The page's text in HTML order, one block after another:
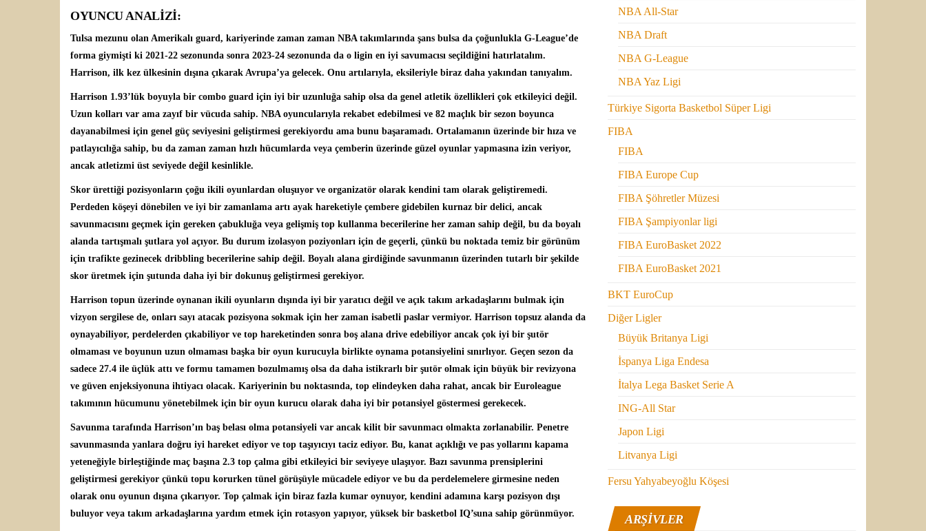
OYUNCU ANALİZİ:
Tulsa mezunu olan Amerikalı guard, kariyerinde zaman zaman NBA takımlarında şans bulsa da çoğunlukla G-League’de
forma giymişti ki 2021-22 sezonunda sonra 2023-24 sezonunda da o ligin en iyi savumacısı seçildiğini hatırlatalım.
Harrison, ilk kez ülkesinin dışına çıkarak Avrupa’ya gelecek. Onu artılarıyla, eksileriyle biraz daha yakından tanıyalım.
Harrison 1.93’lük boyuyla bir combo guard için iyi bir uzunluğa sahip olsa da genel atletik özellikleri çok etkileyici değil.
Uzun kolları var ama zayıf bir vücuda sahip. NBA oyuncularıyla rekabet edebilmesi ve 82 maçlık bir sezon boyunca
dayanabilmesi için genel güç seviyesini geliştirmesi gerekiyordu ama bunu başaramadı. Ortalamanın üzerinde bir hıza ve
patlayıcılığa sahip, bu da zaman zaman hızlı hücumlarda veya çemberin üzerinde güzel oyunlar yapmasına izin veriyor,
ancak atletizmi üst seviyede değil kesinlikle.
Skor ürettiği pozisyonların çoğu ikili oyunlardan oluşuyor ve organizatör olarak kendini tam olarak geliştiremedi.
Perdeden köşeyi dönebilen ve iyi bir zamanlama artı ayak hareketiyle çembere gidebilen kurnaz bir delici, ancak
savunmacısını geçmek için gereken çabukluğa veya gelişmiş top kullanma becerilerine her zaman sahip değil, bu da boyalı
alanda tartışmalı şutlara yol açıyor. Bu durum izolasyon poziyonları için de geçerli, çünkü bu noktada temiz bir görünüm
için trafikte gezinecek dribbling becerilerine sahip değil. Boyalı alana girdiğinde savunmanın üzerinden tutarlı bir şekilde
skor üretmek için şutunda daha iyi bir dokunuş geliştirmesi gerekiyor.
Harrison topun üzerinde oynanan ikili oyunların dışında iyi bir yaratıcı değil ve açık takım arkadaşlarını bulmak için
vizyon sergilese de, onları sayı atacak pozisyona sokmak için her zaman isabetli paslar vermiyor. Harrison topsuz alanda da
oynayabiliyor, perdelerden çıkabiliyor ve top hareketinden sonra boş alana drive edebiliyor ancak çok iyi bir şutör
olmaması ve boyunun uzun olmaması başka bir oyun kurucuyla birlikte oynama potansiyelini sınırlıyor. Geçen sezon da
sadece 27.4 ile üçlük attı ve formu tamamen bozulmamış olsa da daha istikrarlı bir şutör olmak için büyük bir revizyona
ve güven enjeksiyonuna ihtiyacı olacak. Kariyerinin bu noktasında, top elindeyken daha rahat, ancak bir Euroleague
takımının hücumunu yönetebilmek için bir oyun kurucu olarak daha iyi bir potansiyel göstermesi gerekecek.
Savunma tarafında Harrison’ın baş belası olma potansiyeli var ancak kilit bir savunmacı olmakta zorlanabilir. Penetre
savunmasında yanlara doğru iyi hareket ediyor ve top taşıyıcıyı taciz ediyor. Bu, kanat açıklığı ve pas yollarını kapama
yeteneğiyle birleştiğinde maç başına 2.3 top çalma gibi etkileyici bir seviyeye ulaşıyor. Bazı savunma prensiplerini
geliştirmesi gerekiyor çünkü topu korurken tünel görüşüyle mücadele ediyor ve bu da perdelemelere girmesine neden
olarak onu oyunun dışına çıkarıyor. Top çalmak için biraz fazla kumar oynuyor, kendini adamına karşı pozisyon dışı
buluyor veya takım arkadaşlarına yardım etmek için rotasyon yapıyor, yüksek bir basketbol IQ’suna sahip görünmüyor.
NBA All-Star
NBA Draft
NBA G-League
NBA Yaz Ligi
Türkiye Sigorta Basketbol Süper Ligi
FIBA
FIBA
FIBA Europe Cup
FIBA Şöhretler Müzesi
FIBA Şampiyonlar ligi
FIBA EuroBasket 2022
FIBA EuroBasket 2021
BKT EuroCup
Diğer Ligler
Büyük Britanya Ligi
İspanya Liga Endesa
İtalya Lega Basket Serie A
ING-All Star
Japon Ligi
Litvanya Ligi
Fersu Yahyabeyoğlu Köşesi
ARŞIVLER